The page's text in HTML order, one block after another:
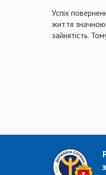
Успіх
життя значною
зайнятість.